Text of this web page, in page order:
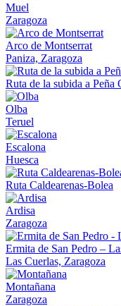
Muel
Zaragoza
Arco de Montserrat
Paniza, Zaragoza
Ruta de la subida a Peña
Olba
Teruel
Escalona
Huesca
Ruta Caldearenas-Bolea
Ardisa
Zaragoza
Ermita de San Pedro –
Las Cuerlas, Zaragoza
Montañana
Zaragoza